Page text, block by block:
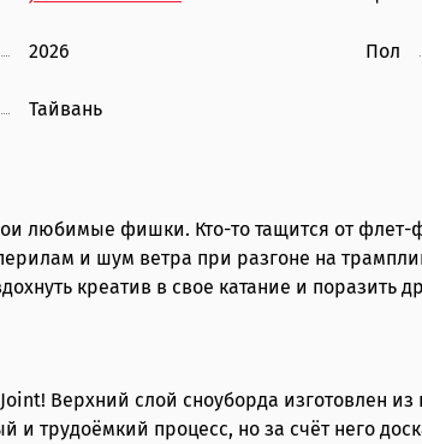
2026 Пол
Тайвань
любимые фишки. Кто-то тащится от
и шум ветра при разгоне на
креатив в свое катание и поразить
Верхний слой сноуборда изготовлен
трудоёмкий процесс, но за счёт него